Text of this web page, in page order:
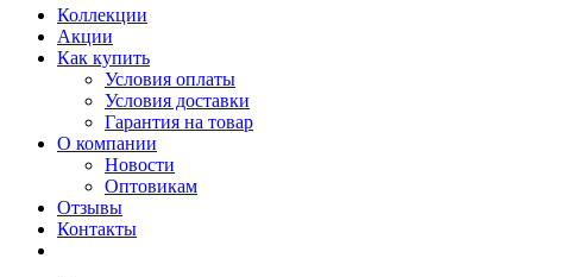
Коллекции
Акции
Как купить
Условия оплаты
Условия доставки
Гарантия на товар
О компании
Новости
Оптовикам
Отзывы
Контакты